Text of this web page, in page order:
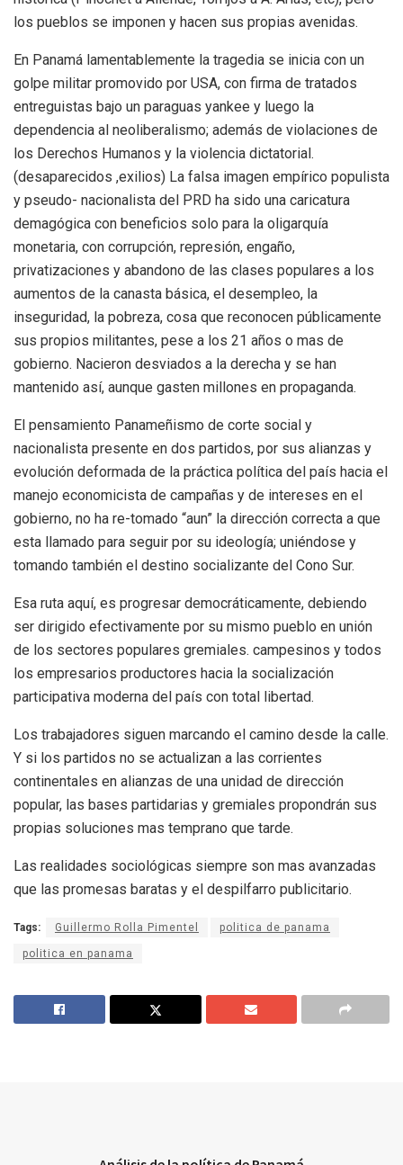
los pueblos se imponen y hacen sus propias avenidas.
En Panamá lamentablemente la tragedia se inicia con un
golpe militar promovido por USA, con firma de tratados
entreguistas bajo un paraguas yankee y luego la
dependencia al neoliberalismo; además de violaciones de
los Derechos Humanos y la violencia dictatorial.
(desaparecidos ,exilios) La falsa imagen empírico populista
y pseudo- nacionalista del PRD ha sido una caricatura
demagógica con beneficios solo para la oligarquía
monetaria, con corrupción, represión, engaño,
privatizaciones y abandono de las clases populares a los
aumentos de la canasta básica, el desempleo, la
inseguridad, la pobreza, cosa que reconocen públicamente
sus propios militantes, pese a los 21 años o mas de
gobierno. Nacieron desviados a la derecha y se han
mantenido así, aunque gasten millones en propaganda.
El pensamiento Panameñismo de corte social y
nacionalista presente en dos partidos, por sus alianzas y
evolución deformada de la práctica política del país hacia el
manejo economicista de campañas y de intereses en el
gobierno, no ha re-tomado “aun” la dirección correcta a que
esta llamado para seguir por su ideología; uniéndose y
tomando también el destino socializante del Cono Sur.
Esa ruta aquí, es progresar democráticamente, debiendo
ser dirigido efectivamente por su mismo pueblo en unión
de los sectores populares gremiales. campesinos y todos
los empresarios productores hacia la socialización
participativa moderna del país con total libertad.
Los trabajadores siguen marcando el camino desde la calle.
Y si los partidos no se actualizan a las corrientes
continentales en alianzas de una unidad de dirección
popular, las bases partidarias y gremiales propondrán sus
propias soluciones mas temprano que tarde.
Las realidades sociológicas siempre son mas avanzadas
que las promesas baratas y el despilfarro publicitario.
Tags: Guillermo Rolla Pimentel politica de panama
politica en panama